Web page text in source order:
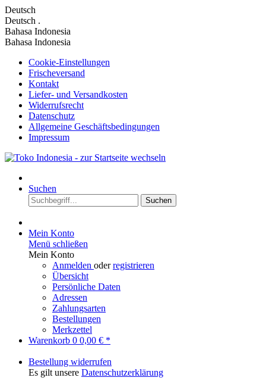
Deutsch
Deutsch .
Bahasa Indonesia
Bahasa Indonesia
Cookie-Einstellungen
Frischeversand
Kontakt
Liefer- und Versandkosten
Widerrufsrecht
Datenschutz
Allgemeine Geschäftsbedingungen
Impressum
Suchen
Suchen
Mein Konto
Menü schließen
Mein Konto
Anmelden oderregistrieren
Übersicht
Persönliche Daten
Adressen
Zahlungsarten
Bestellungen
Merkzettel
Warenkorb 0 0,00 € *
Bestellung widerrufen
Es gilt unsere Datenschutzerklärung